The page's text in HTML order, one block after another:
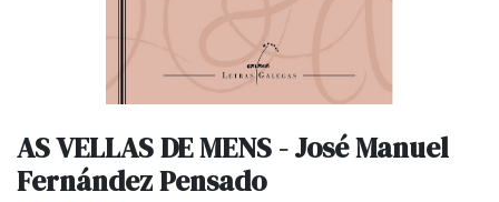
AS VELLAS DE MENS - José Manuel
Fernández Pensado